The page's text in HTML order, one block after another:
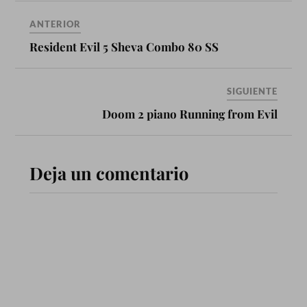
Q Saludos cualquier…
ANTERIOR
Resident Evil 5 Sheva Combo 80 SS
SIGUIENTE
Doom 2 piano Running from Evil
Deja un comentario